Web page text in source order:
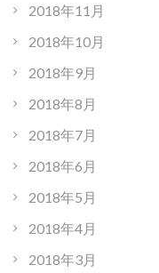
2018年11月
2018年10月
2018年9月
2018年8月
2018年7月
2018年6月
2018年5月
2018年4月
2018年3月